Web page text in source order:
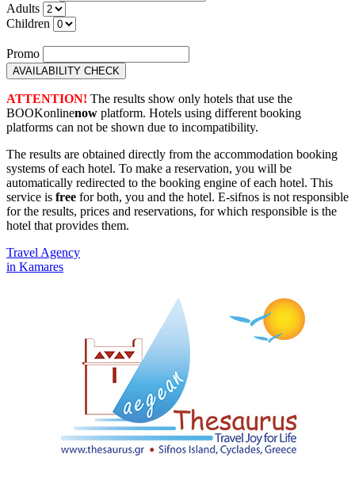
Adults
Children
Promo
ATTENTION! The results show only hotels that use the
BOOKonlinenow platform. Hotels using different booking
platforms can not be shown due to incompatibility.
The results are obtained directly from the accommodation booking
systems of each hotel. To make a reservation, you will be
automatically redirected to the booking engine of each hotel. This
service is free for both, you and the hotel. E-sifnos is not responsible
for the results, prices and reservations, for which responsible is the
hotel that provides them.
Travel Agency
in Kamares